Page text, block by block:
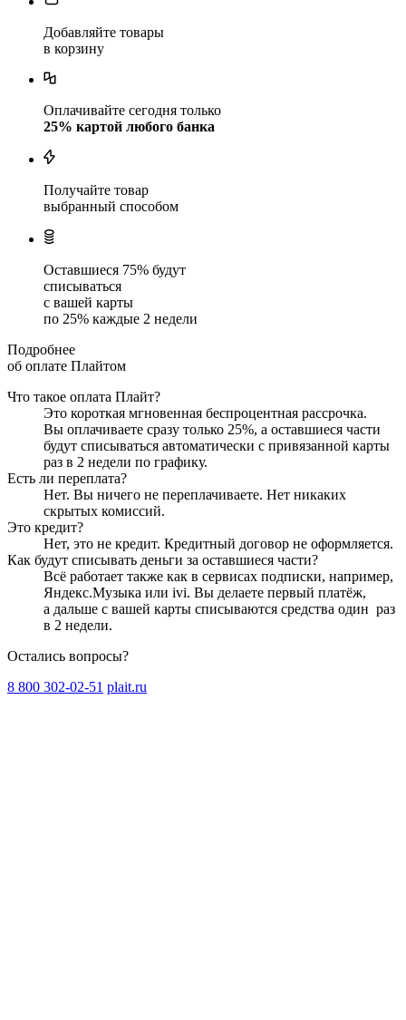
Добавляйте товары
в корзину
Оплачивайте сегодня только
25% картой любого банка
Получайте товар
выбранный способом
Оставшиеся 75% будут
списываться
с вашей карты
по 25% каждые 2 недели
Подробнее
об оплате Плайтом
Что такое оплата Плайт?
Это короткая мгновенная беспроцентная рассрочка.
Вы оплачиваете сразу только 25%, а оставшиеся части
будут списываться автоматически с привязанной карты
раз в 2 недели по графику.
Есть ли переплата?
Нет. Вы ничего не переплачиваете. Нет никаких
скрытых комиссий.
Это кредит?
Нет, это не кредит. Кредитный договор не оформляется.
Как будут списывать деньги за оставшиеся части?
Всё работает также как в сервисах подписки, например,
Яндекс.Музыка или ivi. Вы делаете первый платёж,
а дальше с вашей карты списываются средства один раз
в 2 недели.
Остались вопросы?
8 800 302-02-51 plait.ru